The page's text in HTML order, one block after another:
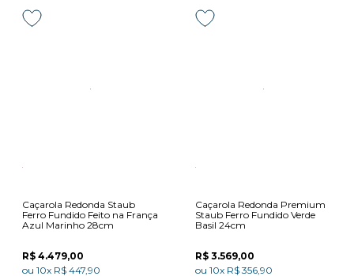
Caçarola Redonda Staub
Ferro Fundido Feito na França
Azul Marinho 28cm
R$ 4.479,00
ou 10x R$ 447,90
Caçarola Redonda Premium
Staub Ferro Fundido Verde
Basil 24cm
R$ 3.569,00
ou 10x R$ 356,90